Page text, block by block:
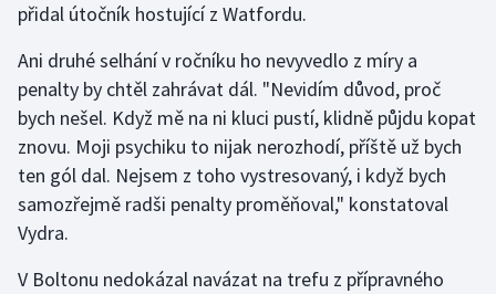
Krasobruslení
Lezení
Lyže a snowboard
Moderní pětiboj
Motorsport
Olympijské hry
přidal útočník hostující z Watfordu.
Ani druhé selhání v ročníku ho nevyvedlo z míry a
penalty by chtěl zahrávat dál. "Nevidím důvod, proč
bych nešel. Když mě na ni kluci pustí, klidně půjdu kopat
znovu. Moji psychiku to nijak nerozhodí, příště už bych
ten gól dal. Nejsem z toho vystresovaný, i když bych
samozřejmě radši penalty proměňoval," konstatoval
Vydra.
V Boltonu nedokázal navázat na trefu z přípravného